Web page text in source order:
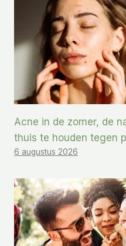
Acne in de zomer, de
thuis te houden tegen
6 augustus 2026